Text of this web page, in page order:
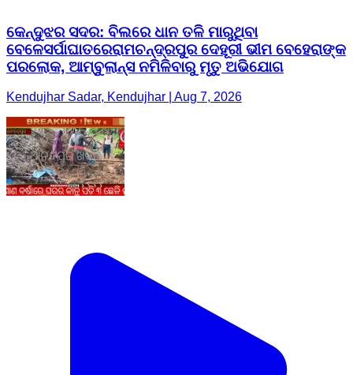
କେନ୍ଦୁଝର ସଦର: ବିଲରେ ଧାନ ତଳି ମାରୁଥିବା
ବେଳେସର୍ପାଘାତରେରାମଚନ୍ଦ୍ରପୁର ଦେହୂରୀ ଭୀମ ବେହେରାଙ୍କ
ପରଲୋକ, ଆମ୍ବୁଲାନ୍ସ ନମିଳିବାରୁ ମୃତୁ ଅଭିଯୋଗ
Kendujhar Sadar, Kendujhar | Aug 7, 2026